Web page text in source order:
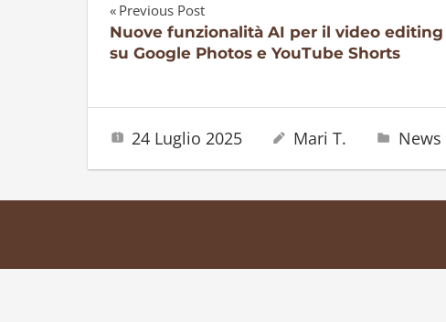
Navigazione
articoli
Previous Post
Nuove funzionalità AI per il video editing
su Google Photos e YouTube Shorts
24 Luglio 2025 Mari T. News